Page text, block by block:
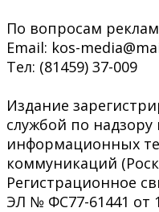
По вопросам
Email: kos-
Тел: (81459) 37-009
Издание
службой по надзору
информационных
коммуникаций
Регистрационное
ЭЛ № ФС77-61441 от